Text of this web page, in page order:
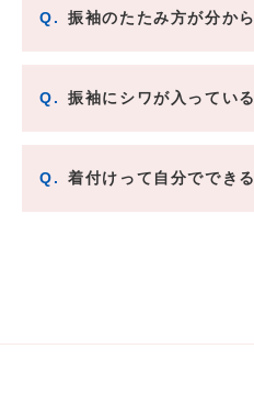
Q. 振袖のたたみ方が分から
Q. 振袖にシワが入ってい
Q. 着付けって自分ででき